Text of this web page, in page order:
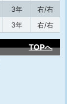
3年
右/右
3年 右/右
TOPへ